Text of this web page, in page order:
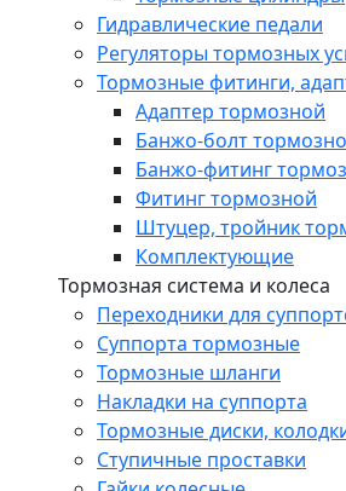
Гидравлические педали
Регуляторы тормозных
Тормозные фитинги,
Адаптер тормозной
Банжо-болт
Банжо-фитинг
Фитинг тормозной
Штуцер, тройник
Комплектующие
Тормозная система и колеса
Переходники для
Суппорта тормозные
Тормозные шланги
Накладки на суппорта
Тормозные диски,
Ступичные проставки